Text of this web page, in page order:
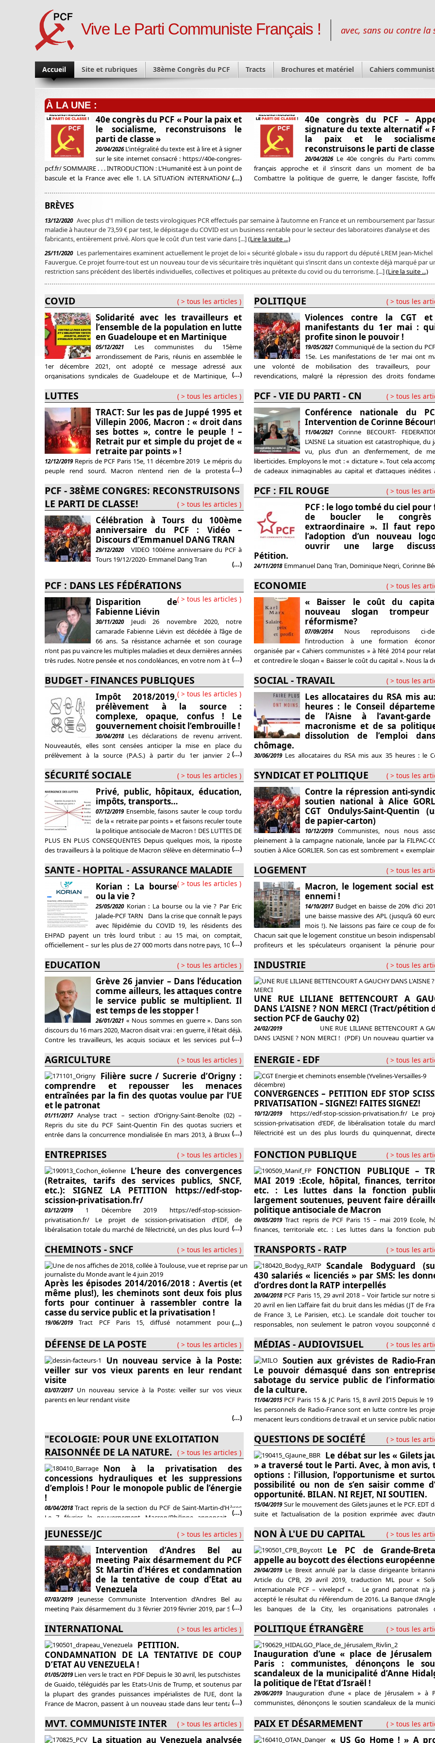
Vive Le Parti Communiste Français ! avec, sans ou contre
Accueil Site et rubriques 38ème Congrès du PCF Tracts Brochures et matériel Cahiers
À LA UNE :
40e congrès du PCF « Pour la paix et
le socialisme, reconstruisons le
parti de classe »
20/04/2026 L’intégralité du texte est à lire et à signer
sur le site internet consacré : https://40e-congres-
pcf.fr/ SOMMAIRE . . . INTRODUCTION : L’Humanité est à un point de
bascule et la France avec elle 1. LA SiTUATiON iNTERNATiONALE :
(...)
40e congrès du PCF –
signature du texte alternatif «
la paix et le
reconstruisons le parti de
20/04/2026 Le 40e congrès du Parti
français approche et il s’inscrit dans un moment de
Combattre la politique de guerre, le danger fasciste,
BRÈVES
13/12/2020 Avec plus d’1 million de tests virologiques PCR effectués par semaine à l’automne en France et un remboursement par
maladie à hauteur de 73,59 € par test, le dépistage du COVID est un business rentable pour le secteur des laboratoires d’analyse et des
fabricants, entièrement privé. Alors que le coût d’un test varie dans [...](Lire la suite ...)
25/11/2020 Les parlementaires examinent actuellement le projet de loi « sécurité globale » issu du rapport du député LREM Jean-Michel
Fauvergue. Ce projet fourre-tout est un nouveau tour de vis sécuritaire très inquiétant qui s’inscrit dans un contexte déjà marqué par
restriction sans précédent des libertés individuelles, collectives et politiques au prétexte du covid ou du terrorisme. [...](Lire la suite ...)
COVID ( > tous les articles )
Solidarité avec les travailleurs et
l’ensemble de la population en lutte
en Guadeloupe et en Martinique
05/12/2021
Les communistes du 15ème
arrondissement de Paris, réunis en assemblée le
1er décembre 2021, ont adopté ce message adressé aux
organisations syndicales de Guadeloupe et de Martinique, aux
publiquement. Depuis des mois, la mobilisation grandit en
Guadeloupe et en Martinique contre la politique prétextée
(...)
POLITIQUE ( > tous les
Violences contre la CGT
manifestants du 1er mai :
profite sinon le pouvoir !
19/05/2021 Communiqué de la section du
15e. Les manifestations de 1er mai ont
une volonté de mobilisation des travailleurs, pour
revendications, malgré la répression des droits
antisociales que le pouvoir prépare, toujours au prétexte du
La présence policière était impressionnante
LUTTES ( > tous les articles )
TRACT: Sur les pas de Juppé 1995 et
Villepin 2006, Macron : « droit dans
ses bottes », contre le peuple ! –
Retrait pur et simple du projet de «
retraite par points » !
12/12/2019 Repris de PCF Paris 15e, 11 décembre 2019 Le mépris du
peuple rend sourd. Macron n’entend rien de la protestation
des super-riches. Il ignore le bruit qui monte des manifestations
massives, des grèves déterminées, de l’opposition majoritaire à son
nouveau projet de casse de
(...)
PCF - VIE DU PARTI - CN ( > tous les
Conférence nationale du
Intervention de Corinne
11/04/2021
Corinne BECOURT-
L’AISNE La situation est catastrophique, du
vu, plus d’un an d’enfermement, de
liberticides. Employons le mot : « dictature ». Tout cela
de cadeaux inimaginables au capital et d’attaques inédites
payer « leur crise ». Réforme du
PCF - 38ÈME CONGRES: RECONSTRUISONS
LE PARTI DE CLASSE!
( > tous les articles )
Célébration à Tours du 100ème
anniversaire du PCF : Vidéo –
Discours d’Emmanuel DANG TRAN
29/12/2020
VIDEO 100éme anniversaire du PCF à
Tours 19/12/2020- Emmanel Dang Tran
(...)
PCF : FIL ROUGE ( > tous les
PCF : le logo tombé du ciel
de boucler le
extraordinaire ». Il faut
l’adoption d’un nouveau
ouvrir une large
Pétition.
24/11/2018 Emmanuel Dang Tran, Dominique Negri, Corinne
Sur la forme et sur le fond, la présentation du nouveau logo
est le symbole d’un congrès « extraordinaire » de
politique. Comme sorti d’un paquet cadeau, les
les communistes et le pays ont
PCF : DANS LES FÉDÉRATIONS
( > tous les articles )
Disparition de
Fabienne Liévin
30/11/2020
Jeudi 26 novembre 2020, notre
camarade Fabienne Liévin est décédée à l’âge de
66 ans. Sa résistance acharnée et son courage
n’ont pas pu vaincre les multiples maladies et deux dernières années
très rudes. Notre pensée et nos condoléances, en votre nom à tous,
(...)
ECONOMIE ( > tous les
« Baisser le coût du
nouveau slogan
réformisme?
07/09/2014
Nous reproduisons ci-
l’introduction à une formation
organisée par « Cahiers communistes » à l’été 2014 pour
et contredire le slogan « Baisser le coût du capital ». Nous la
rendu prochain. La baisse du « coût du capital » est
argument omniprésent dans les expressions du
BUDGET - FINANCES PUBLIQUES
( > tous les articles )
Impôt 2018/2019,
prélèvement à la source :
complexe, opaque, confus ! Le
gouvernement choisit l’embrouille !
30/04/2018
Les déclarations de revenu arrivent.
Nouveautés, elles sont censées anticiper la mise en place du
prélèvement à la source (P.A.S.) à partir du 1er janvier 2019.
ministre Darmanin s’emmêle lui-même les pédales à la télé. Le seul
argument avancé par le gouvernement,
(...)
SOCIAL - TRAVAIL ( > tous les
Les allocataires du RSA mis
heures : le Conseil
de l’Aisne à l’avant-
macronisme et de sa
dissolution de l’emploi
chômage.
30/06/2019 Les allocataires du RSA mis aux 35 heures : le
politique de dissolution de l’emploi dans le chômage.
SÉCURITÉ SOCIALE ( > tous les articles )
Privé, public, hôpitaux, éducation,
impôts, transports…
07/12/2019 Ensemble, faisons sauter le coup tordu
de la « retraite par points » et faisons reculer toute
la politique antisociale de Macron ! DES LUTTES DE
PLUS EN PLUS CONSEQUENTES Depuis quelques mois, la riposte
des travailleurs à la politique de Macron s’élève en détermination et
atteintes au
(...)
SYNDICAT ET POLITIQUE ( > tous les
Contre la répression anti-
soutien national à Alice
CGT Ondulys-Saint-Quentin
de papier-carton)
10/12/2019
Communistes, nous nous
pleinement à la campagne nationale, lancée par la FILPAC-
soutien à Alice GORLIER. Son cas est sombrement «
directement le gouvernement. Cette prétention
patronat découle directement de la série de lois et
depuis plusieurs quinquennats, sur « la représentativité
SANTE - HOPITAL - ASSURANCE MALADIE
( > tous les articles )
Korian : La bourse
ou la vie ?
25/05/2020 Korian : La bourse ou la vie ? Par Eric
Jalade-PCF TARN Dans la crise que connaît le pays
avec l’épidémie du COVID 19, les résidents des
EHPAD payent un très lourd tribut : au 15 mai, on comptait,
officiellement – sur les plus de 27 000 morts dans notre pays, 10 187
(...)
LOGEMENT ( > tous les
Macron, le logement social est
ennemi !
14/10/2017 Budget en baisse de 20% d’ici
une baisse massive des APL (jusqu’à 60
mois !). Ne laissons pas faire ce coup de
Chacun sait que le logement constitue un besoin
profiteurs et les spéculateurs organisent la pénurie
EDUCATION ( > tous les articles )
Grève 26 janvier – Dans l’éducation
comme ailleurs, les attaques contre
le service public se multiplient. Il
est temps de les stopper !
26/01/2021 « Nous sommes en guerre ». Dans son
discours du 16 mars 2020, Macron disait vrai : en guerre, il l’était déjà.
Contre les travailleurs, les acquis sociaux et les services publics.
culpabilisation de la population, restriction des libertés
fondamentales, couvre-feu, stratégie permanente de
(...)
INDUSTRIE ( > tous les
UNE RUE LILIANE BETTENCOURT A
DANS L’AISNE ? NON MERCI (Tract/pétition
section PCF de Gauchy 02)
24/02/2019
UNE RUE LILIANE BETTENCOURT A
DANS L’AISNE ? NON MERCI ! (PDF) Un nouveau quartier
Marc Weber, a proposé de donner l’une des trois nouvelles
nom de l’héritière de la multinationale L’Oréal, Liliane
(1922 –
AGRICULTURE ( > tous les articles )
Filière sucre / Sucrerie d’Origny :
comprendre et repousser les menaces
entraînées par la fin des quotas voulue par l’UE
et le patronat
01/11/2017 Analyse tract – section d’Origny-Saint-Benoîte (02) –
Repris du site du PCF Saint-Quentin Fin des quotas sucriers et
entrée dans la concurrence mondialisée En mars 2013, à Bruxelles,
compter du 1er octobre 2017, du système des quotas sucriers en
vigueur depuis 1968. Désormais, d’une
(...)
ENERGIE - EDF ( > tous les
CONVERGENCES – PETITION EDF STOP
PRIVATISATION – SIGNEZ! FAITES SIGNEZ!
10/12/2019
https://edf-stop-scission-privatisation.fr/ Le
scission-privatisation d’EDF, de libéralisation totale du
l’électricité est un des plus lourds du quinquennat,
2019. Il a été reporté de plusieurs mois.
gouvernement veut éviter la convergence avec la lutte
casse des retraites
ENTREPRISES ( > tous les articles )
L’heure des convergences
(Retraites, tarifs des services publics, SNCF,
etc.): SIGNEZ LA PETITION https://edf-stop-
scission-privatisation.fr/
03/12/2019
1 Décembre 2019 https://edf-stop-scission-
privatisation.fr/ Le projet de scission-privatisation d’EDF, de
libéralisation totale du marché de l’électricité, un des plus lourds du
Il a été reporté de quelques mois. Pas de quoi être étonné en ce
mois de décembre où le gouvernement redoute une explosion
(...)
FONCTION PUBLIQUE ( > tous les
FONCTION PUBLIQUE –
MAI 2019 :Ecole, hôpital, finances,
etc. : Les luttes dans la fonction
largement soutenues, peuvent faire
politique antisociale de Macron
09/05/2019 Tract repris de PCF Paris 15 – mai 2019 Ecole,
finances, territoriale etc. : Les luttes dans la fonction
de Macron Dans sa conférence de presse du 25 avril,
infliger son autosatisfaction et sa volonté de poursuivre la
politique. Il faut dire
CHEMINOTS - SNCF ( > tous les articles )
Après les épisodes 2014/2016/2018 : Avertis (et
même plus!), les cheminots sont deux fois plus
forts pour continuer à rassembler contre la
casse du service public et la privatisation !
19/06/2019
Tract PCF Paris 15, diffusé notamment pour la
ferroviaire de 2014, 2016 et 2018 a conduit strictement aux résultats
attendus et combattus. L’enfumage de la réunification de la SNCF en
3 EPIC (2014) a préparé la suite de la déstructuration et du
démantèlement de toute l’entreprise
(...)
TRANSPORTS - RATP ( > tous les
Scandale Bodyguard
430 salariés « licenciés » par SMS: les
d’ordres dont la RATP interpellés
20/04/2018 PCF Paris 15, 29 avril 2018 – Voir l’article sur notre
20 avril en lien L’affaire fait du bruit dans les médias (JT de
de France 3, Le Parisien, etc.). Le scandale doit toucher
responsables, non seulement le patron voyou soupçonné
DÉFENSE DE LA POSTE ( > tous les articles )
Un nouveau service à la Poste:
veiller sur vos vieux parents en leur rendant
visite
03/07/2017 Un nouveau service à la Poste: veiller sur vos vieux
parents en leur rendant visite
(...)
MÉDIAS - AUDIOVISUEL ( > tous les
Soutien aux grévistes de Radio-
Le pouvoir démasqué dans son
sabotage du service public de
de la culture.
11/04/2015 PCF Paris 15 & JC Paris 15, 8 avril 2015 Depuis le 19
les personnels de Radio-France sont en lutte contre les
menacent leurs conditions de travail et un service public
parmi les auditeurs et dans le pays. Il est totalement
"ECOLOGIE: POUR UNE EXLOITATION
RAISONNÉE DE LA NATURE. ( > tous les articles )
Non à la privatisation des
concessions hydrauliques et les suppressions
d’emplois ! Pour le monopole public de l’énergie
!
08/04/2018 Tract repris de la section du PCF de Saint-Martin-d’Hères
Le 7 février, le gouvernement Macron/Philippe annonçait son
intention d’ouvrir à la concurrence les barrages hydrauliques. 14 ans
plus tôt, le 9 août 2004, le gouvernement de l’époque faisait voter à
l’Assemblée le changement de statut de EDF et GDF.
D’établissements publics nationaux à caractère industriel
(...)
QUESTIONS DE SOCIÉTÉ ( > tous les
Le débat sur les « Gilets
» a traversé tout le Parti. Avec, à mon avis,
options : l’illusion, l’opportunisme et
possibilité ou non de s’en saisir comme
opportunité. BILAN. NI REJET, NI SOUTIEN.
15/04/2019 Sur le mouvement des Gilets jaunes et le PCF. EDT
suite et l’actualisation de la position exprimée avec
de novembre 2018: http://vivelepcf.fr/7215/communistes-
nous-ne-soutenons-pas-les-initiatives-et-lorganisation-des-
jaunes/ Le débat sur les « Gilets jaunes » a traversé tout le
Avec, à mon avis, trois options : l’illusion, l’opportunisme et
JEUNESSE/JC ( > tous les articles )
Intervention d’Andres Bel au
meeting Paix désarmement du PCF
St Martin d’Héres et condamnation
de la tentative de coup d’Etat au
Venezuela
07/03/2019
Jeunesse Communiste Intervention d’Andres Bel au
meeting Paix désarmement du 3 février 2019 février 2019, par Saint
nombreux ce matin. Je voulais tout d’abord m’exprimer sur un des
sujets de vivement d’actualité. Communistes, nous condamnons la
tentative de coup d’État au Venezuela orchestré par les États
(...)
NON À L'UE DU CAPITAL ( > tous les
Le PC de Grande-
appelle au boycott des élections
29/04/2019 Le Brexit annulé par la classe dirigeante
Article du CPB, 29 avril 2019, traduction ML pour «
internationale PCF – vivelepcf ». Le grand patronat n’a
accepté le résultat du référendum de 2016. La Banque
les banques de la City, les organisations patronales
INTERNATIONAL ( > tous les articles )
PETITION.
CONDAMNATION DE LA TENTATIVE DE COUP
D’ETAT AU VENEZUELA !
01/05/2019 Lien vers le tract en PDF Depuis le 30 avril, les putschistes
de Guaido, téléguidés par les Etats-Unis de Trump, et soutenus par
la plupart des grandes puissances impérialistes de l’UE, dont la
France de Macron, passent à un nouveau stade dans leur tentative
Venezuela. Malgré
(...)
POLITIQUE ÉTRANGÈRE ( > tous les
Inauguration d’une « place de
Paris : communistes, dénonçons le
scandaleux de la municipalité d’Anne
la politique de l’Etat d’Israël !
29/06/2019 Inauguration d’une « place de Jérusalem » à
communistes, dénonçons le soutien scandaleux de la
MVT. COMMUNISTE INTER ( > tous les articles )
La situation au Venezuela analysée
PAIX ET DÉSARMEMENT ( > tous les
« US Go Home ! » A